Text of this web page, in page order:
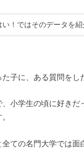
い！ではそのデータを紹
子に、ある質問をし
、小学生の頃に好きだ
ての名門大学では面